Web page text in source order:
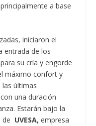
a base
iniciaron el
entrada de los
su cría y engorde
máximo confort y
últimas
una duración
Estarán bajo la
de UVESA, empresa